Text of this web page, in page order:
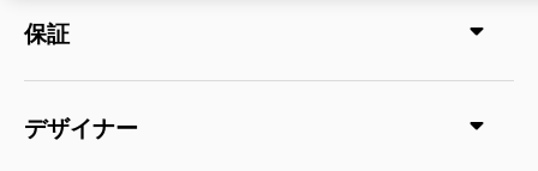
保証
デザイナー